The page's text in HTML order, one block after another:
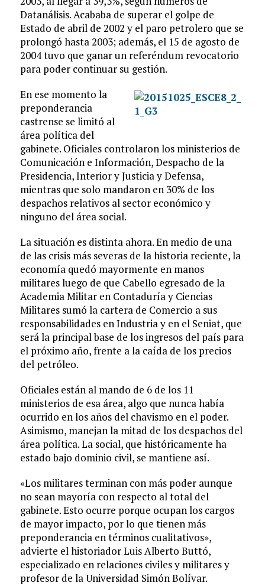
Datanálisis. Acababa de superar el golpe de
Estado de abril de 2002 y el paro petrolero que se
prolongó hasta 2003; además, el 15 de agosto de
2004 tuvo que ganar un referéndum revocatorio
para poder continuar su gestión.
En ese momento la
preponderancia
castrense se limitó al
área política del
gabinete. Oficiales controlaron los ministerios de
Comunicación e Información, Despacho de la
Presidencia, Interior y Justicia y Defensa,
mientras que solo mandaron en 30% de los
despachos relativos al sector económico y
ninguno del área social.
La situación es distinta ahora. En medio de una
de las crisis más severas de la historia reciente, la
economía quedó mayormente en manos
militares luego de que Cabello ­egresado de la
Academia Militar en Contaduría y Ciencias
Militares­ sumó la cartera de Comercio a sus
responsabilidades en Industria y en el Seniat, que
será la principal base de los ingresos del país para
el próximo año, frente a la caída de los precios
del petróleo.
Oficiales están al mando de 6 de los 11
ministerios de esa área, algo que nunca había
ocurrido en los años del chavismo en el poder.
Asimismo, manejan la mitad de los despachos del
área política. La social, que históricamente ha
estado bajo dominio civil, se mantiene así.
«Los militares terminan con más poder aunque
no sean mayoría con respecto al total del
gabinete. Esto ocurre porque ocupan los cargos
de mayor impacto, por lo que tienen más
preponderancia en términos cualitativos»,
advierte el historiador Luis Alberto Buttó,
especializado en relaciones civiles y militares y
profesor de la Universidad Simón Bolívar.